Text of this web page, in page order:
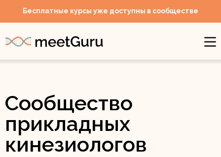
Бесплатные курсы уже доступны в сообществе
Сообщество
прикладных
кинезиологов